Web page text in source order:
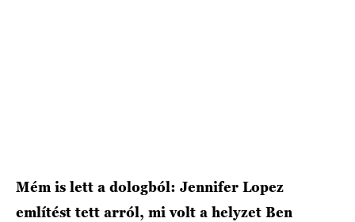
Mém is lett a dologból: Jennifer Lopez
említést tett arról, mi volt a helyzet Ben